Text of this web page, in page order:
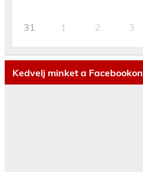
31 1 2 3
Kedvelj minket a Facebookon